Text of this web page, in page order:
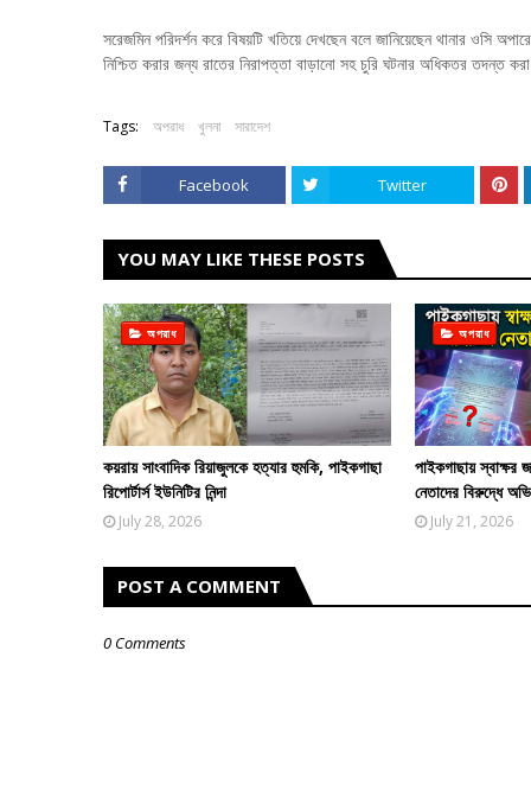
সরেজমিন পরিদর্শন করে বিষয়টি খতিয়ে দেখছেন বলে জানিয়েছেন থানার ওসি
নিশ্চিত করার জন্য রাতের নিরাপত্তা বাড়ানো সহ চুরি ঘটনার অধিকতর তদন্ত
Tags: অপরাধ খুলনা সারাদেশ
Facebook Twitter
YOU MAY LIKE THESE POSTS
অপরাধ
কয়রায় সাংবাদিক রিয়াজুলকে হত্যার হুমকি, পাইকগাছা
রিপোর্টার্স ইউনিটির নিন্দা
July 28, 2026
অপরাধ
পাইকগাছায় স্বাক্ষর
নেতাদের বিরুদ্ধে
July 21, 2026
POST A COMMENT
0 Comments